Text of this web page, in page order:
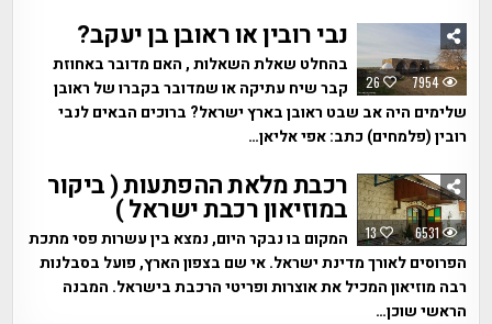
26 7954
נבי רובין או ראובן בן יעקב?
בהחלט שאלת השאלות , האם מדובר באחוזת
קבר שיח עתיקה או שמדובר בקברו של ראובן
שלימים היה אב שבט ראובן בארץ ישראל? ברוכים הבאים לנבי
רובין (פלמחים) כתב: אפי אליאן…
13 6531
רכבת מלאת ההפתעות ( ביקור
במוזיאון רכבת ישראל )
המקום בו נבקר היום, נמצא בין עשרות פסי מתכת
הפרוסים לאורך מדינת ישראל. אי שם בצפון הארץ, פועל בסבלנות
רבה מוזיאון המכיל את אוצרות ופריטי הרכבת בישראל. המבנה
הראשי שוכן…